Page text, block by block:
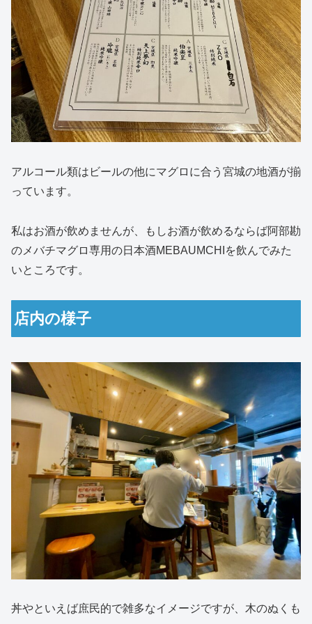
アルコール類はビールの他にマグロに合う宮城の地酒が揃
っています。
私はお酒が飲めませんが、もしお酒が飲めるならば阿部勘
のメバチマグロ専用の日本酒MEBAUMCHIを飲んでみた
いところです。
店内の様子
丼やといえば庶民的で雑多なイメージですが、木のぬくも